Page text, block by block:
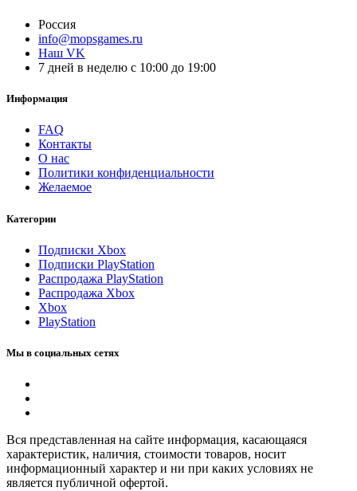
Россия
info@mopsgames.ru
Наш VK
7 дней в неделю с 10:00 до 19:00
Информация
FAQ
Контакты
О нас
Политики конфиденциальности
Желаемое
Категории
Подписки Xbox
Подписки PlayStation
Распродажа PlayStation
Распродажа Xbox
Xbox
PlayStation
Мы в социальных сетях
Вся представленная на сайте информация, касающаяся
характеристик, наличия, стоимости товаров, носит
информационный характер и ни при каких условиях не
является публичной офертой.